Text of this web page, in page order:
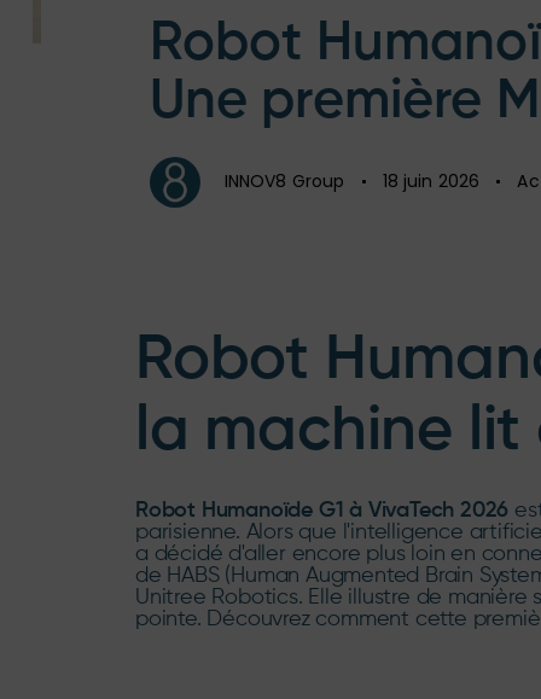
Robot
Une première
INNOV8 Group 18 juin 2026
Robot
la machine lit
Robot Humanoïde G1 à VivaTech 2026
parisienne. Alors que l'intelligence
a décidé d'aller encore plus loin en
de HABS (Human Augmented Brain
Unitree Robotics. Elle illustre de
pointe. Découvrez comment cette